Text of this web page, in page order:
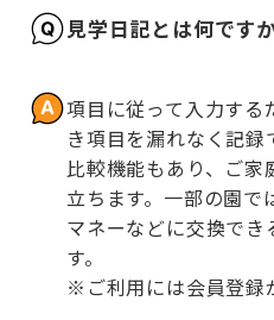
見学日記とは何です
項目に従って入力する
き項目を漏れなく記録
比較機能もあり、ご
立ちます。一部の園
マネーなどに交換で
す。
※ご利用には会員登録